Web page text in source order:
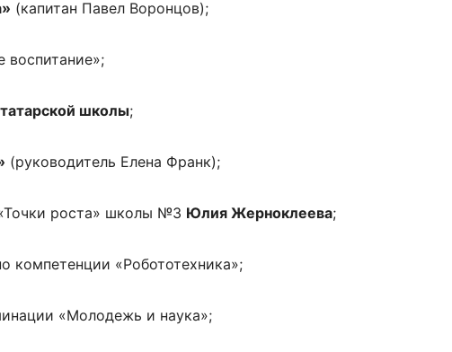
(капитан Павел Воронцов);
воспитание»;
школы;
(руководитель Елена Франк);
роста» школы №3 Юлия Жерноклеева;
компетенции «Робототехника»;
«Молодежь и наука»;